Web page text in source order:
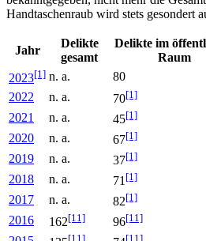
Handtaschenraub wird stets gesondert
Jahr
Delikte
gesamt
Delikte im
Raum
2023[1] n. a. 80
2022
n. a. 70[1]
2021 n. a. 45[1]
2020 n. a. 67[1]
2019 n. a. 37[1]
2018 n. a. 71[1]
2017 n. a. 82[1]
2016 162[11] 96[11]
[11] [11]